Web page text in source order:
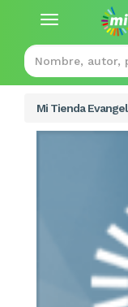
Toggle
Mi Tienda